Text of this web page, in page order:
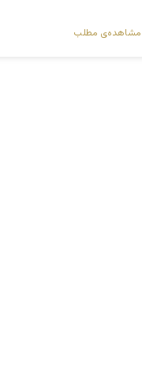
مشاهده‌ی مطلب